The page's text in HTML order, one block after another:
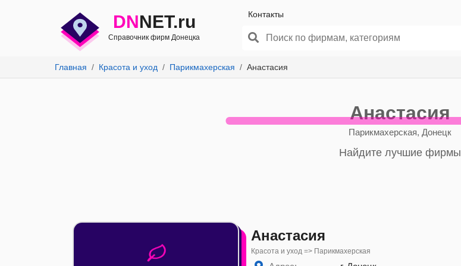
DNNET.ru
Справочник фирм Донецка
Контакты
Главная Красота и уход Парикмахерская Анастасия
Анастасия
Парикмахерская, Донецк
Найдите лучшие фирмы
Анастасия
Красота и уход => Парикмахерская